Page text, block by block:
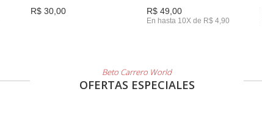
R$ 30,00 R$ 49,00
En hasta 10X de R$ 4,90
Beto Carrero World
OFERTAS ESPECIALES